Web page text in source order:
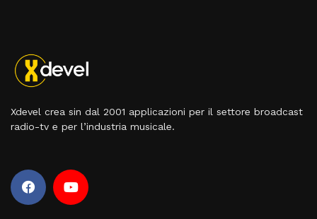
Xdevel crea sin dal 2001 applicazioni per il settore broadcast
radio-tv e per l’industria musicale.